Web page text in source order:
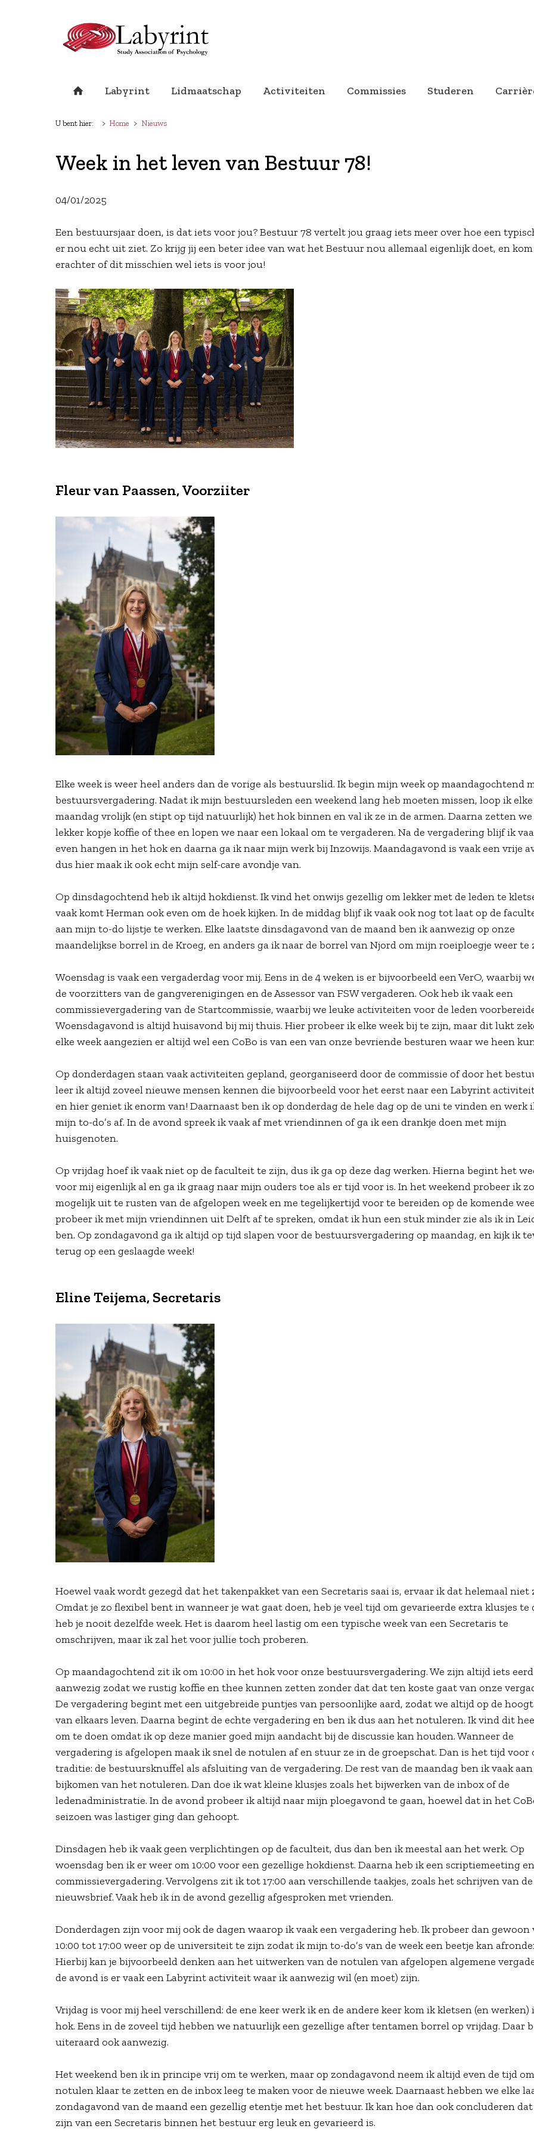
Labyrint Lidmaatschap Activiteiten Commissies Studeren
U bent hier: Home Nieuws
Week in het leven van Bestuur 78!
04/01/2025
Een bestuursjaar doen, is dat iets voor jou? Bestuur 78 vertelt jou graag iets meer over hoe een
er nou echt uit ziet. Zo krijg jij een beter idee van wat het Bestuur nou allemaal eigenlijk doet, en kom
erachter of dit misschien wel iets is voor jou!
Fleur van Paassen, Voorziiter
Elke week is weer heel anders dan de vorige als bestuurslid. Ik begin mijn week op maandagochtend
bestuursvergadering. Nadat ik mijn bestuursleden een weekend lang heb moeten missen, loop ik elke
maandag vrolijk (en stipt op tijd natuurlijk) het hok binnen en val ik ze in de armen. Daarna zetten we
lekker kopje koffie of thee en lopen we naar een lokaal om te vergaderen. Na de vergadering blijf ik
even hangen in het hok en daarna ga ik naar mijn werk bij Inzowijs. Maandagavond is vaak een vrije
dus hier maak ik ook echt mijn self-care avondje van.
Op dinsdagochtend heb ik altijd hokdienst. Ik vind het onwijs gezellig om lekker met de leden te
vaak komt Herman ook even om de hoek kijken. In de middag blijf ik vaak ook nog tot laat op de
aan mijn to-do lijstje te werken. Elke laatste dinsdagavond van de maand ben ik aanwezig op onze
maandelijkse borrel in de Kroeg, en anders ga ik naar de borrel van Njord om mijn roeiploegje weer te
Woensdag is vaak een vergaderdag voor mij. Eens in de 4 weken is er bijvoorbeeld een VerO, waarbij
de voorzitters van de gangverenigingen en de Assessor van FSW vergaderen. Ook heb ik vaak een
commissievergadering van de Startcommissie, waarbij we leuke activiteiten voor de leden
Woensdagavond is altijd huisavond bij mij thuis. Hier probeer ik elke week bij te zijn, maar dit lukt
elke week aangezien er altijd wel een CoBo is van een van onze bevriende besturen waar we heen
Op donderdagen staan vaak activiteiten gepland, georganiseerd door de commissie of door het
leer ik altijd zoveel nieuwe mensen kennen die bijvoorbeeld voor het eerst naar een Labyrint
en hier geniet ik enorm van! Daarnaast ben ik op donderdag de hele dag op de uni te vinden en werk
mijn to-do’s af. In de avond spreek ik vaak af met vriendinnen of ga ik een drankje doen met mijn
huisgenoten.
Op vrijdag hoef ik vaak niet op de faculteit te zijn, dus ik ga op deze dag werken. Hierna begint het
voor mij eigenlijk al en ga ik graag naar mijn ouders toe als er tijd voor is. In het weekend probeer ik
mogelijk uit te rusten van de afgelopen week en me tegelijkertijd voor te bereiden op de komende
probeer ik met mijn vriendinnen uit Delft af te spreken, omdat ik hun een stuk minder zie als ik in
ben. Op zondagavond ga ik altijd op tijd slapen voor de bestuursvergadering op maandag, en kijk ik
terug op een geslaagde week!
Eline Teijema, Secretaris
Hoewel vaak wordt gezegd dat het takenpakket van een Secretaris saai is, ervaar ik dat helemaal niet
Omdat je zo flexibel bent in wanneer je wat gaat doen, heb je veel tijd om gevarieerde extra klusjes te
heb je nooit dezelfde week. Het is daarom heel lastig om een typische week van een Secretaris te
omschrijven, maar ik zal het voor jullie toch proberen.
Op maandagochtend zit ik om 10:00 in het hok voor onze bestuursvergadering. We zijn altijd iets
aanwezig zodat we rustig koffie en thee kunnen zetten zonder dat dat ten koste gaat van onze
De vergadering begint met een uitgebreide puntjes van persoonlijke aard, zodat we altijd op de
van elkaars leven. Daarna begint de echte vergadering en ben ik dus aan het notuleren. Ik vind dit
om te doen omdat ik op deze manier goed mijn aandacht bij de discussie kan houden. Wanneer de
vergadering is afgelopen maak ik snel de notulen af en stuur ze in de groepschat. Dan is het tijd voor
traditie: de bestuursknuffel als afsluiting van de vergadering. De rest van de maandag ben ik vaak
bijkomen van het notuleren. Dan doe ik wat kleine klusjes zoals het bijwerken van de inbox of de
ledenadministratie. In de avond probeer ik altijd naar mijn ploegavond te gaan, hoewel dat in het
seizoen was lastiger ging dan gehoopt.
Dinsdagen heb ik vaak geen verplichtingen op de faculteit, dus dan ben ik meestal aan het werk. Op
woensdag ben ik er weer om 10:00 voor een gezellige hokdienst. Daarna heb ik een scriptiemeeting
commissievergadering. Vervolgens zit ik tot 17:00 aan verschillende taakjes, zoals het schrijven van de
nieuwsbrief. Vaak heb ik in de avond gezellig afgesproken met vrienden.
Donderdagen zijn voor mij ook de dagen waarop ik vaak een vergadering heb. Ik probeer dan gewoon
10:00 tot 17:00 weer op de universiteit te zijn zodat ik mijn to-do’s van de week een beetje kan
Hierbij kan je bijvoorbeeld denken aan het uitwerken van de notulen van afgelopen algemene
de avond is er vaak een Labyrint activiteit waar ik aanwezig wil (en moet) zijn.
Vrijdag is voor mij heel verschillend: de ene keer werk ik en de andere keer kom ik kletsen (en werken)
hok. Eens in de zoveel tijd hebben we natuurlijk een gezellige after tentamen borrel op vrijdag. Daar
uiteraard ook aanwezig.
Het weekend ben ik in principe vrij om te werken, maar op zondagavond neem ik altijd even de tijd
notulen klaar te zetten en de inbox leeg te maken voor de nieuwe week. Daarnaast hebben we elke
zondagavond van de maand een gezellig etentje met het bestuur. Ik kan hoe dan ook concluderen
zijn van een Secretaris binnen het bestuur erg leuk en gevarieerd is.